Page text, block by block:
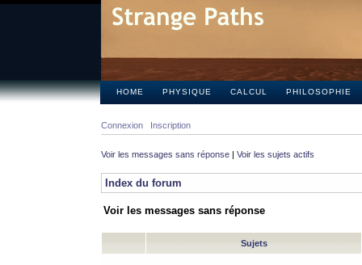
HOME PHYSIQUE CALCUL PHILOSOPHIE
Connexion Inscription
Voir les messages sans réponse | Voir les sujets actifs
Index du forum
Voir les messages sans réponse
Sujets